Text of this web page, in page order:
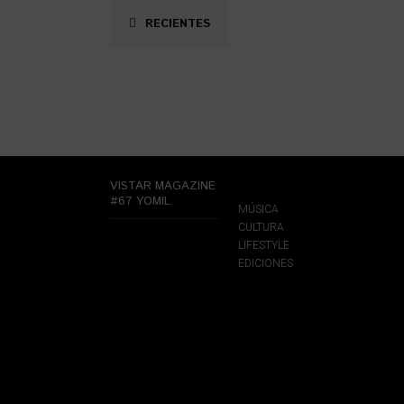
RECIENTES
VISTAR MAGAZINE
#67 YOMIL
MÚSICA
CULTURA
LIFESTYLE
EDICIONES